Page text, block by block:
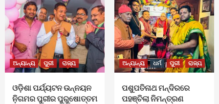
ଅନ୍ୟାନ୍ୟ ପୁରୀ ରାଜ୍ୟ
ଓଡ଼ିଶା ପର୍ଯ୍ୟଟନ ଉନ୍ନୟନ
ନ଼ିଗମର ପୁରୀର ପୁରୁଷୋତ୍ତମ
ଅନ୍ୟାନ୍ୟ ଧର୍ମ ପୁରୀ ରାଜ୍ୟ
ପଶୁପତିନାଥ ମନ୍ଦିରରେ
ପହଞ୍ଚିଲା ନିମନ୍ତ୍ରଣ